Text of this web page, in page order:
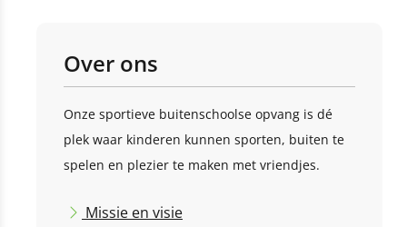
Over ons
Onze sportieve buitenschoolse opvang is dé
plek waar kinderen kunnen sporten, buiten te
spelen en plezier te maken met vriendjes.
Missie en visie